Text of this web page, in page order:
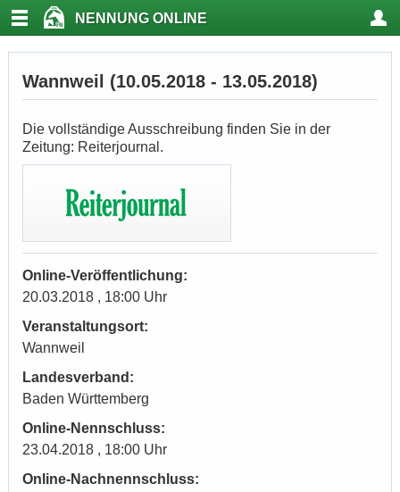
NENNUNG ONLINE
Wannweil (10.05.2018 - 13.05.2018)
Die vollständige Ausschreibung finden Sie in der
Zeitung: Reiterjournal.
Online-Veröffentlichung:
20.03.2018 , 18:00 Uhr
Veranstaltungsort:
Wannweil
Landesverband:
Baden Württemberg
Online-Nennschluss:
23.04.2018 , 18:00 Uhr
Online-Nachnennschluss: